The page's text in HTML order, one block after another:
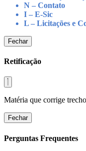
N – Contato
I – E-Sic
L – Licitações e
Fechar
Retificação
Matéria que corrige
Fechar
Perguntas Frequentes